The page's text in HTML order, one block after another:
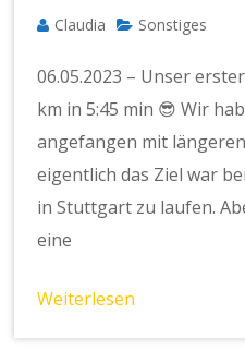
Claudia Sonstiges
06.05.2023 – Unser
km in 5:45 min 😎 Wir
angefangen mit
eigentlich das Ziel war
in Stuttgart zu laufen.
eine
Weiterlesen